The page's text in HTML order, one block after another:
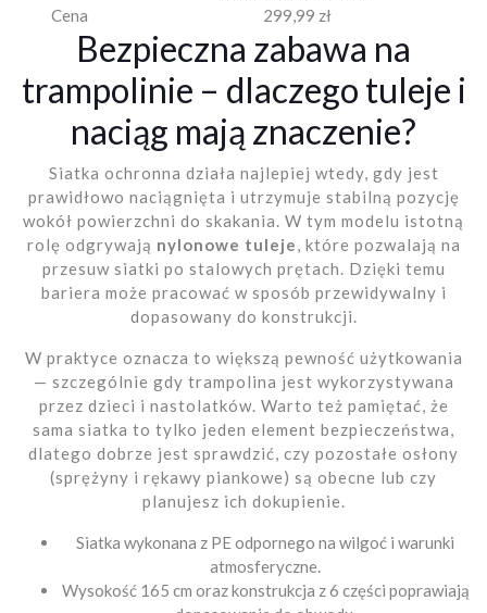
Cena
299,99 zł
Bezpieczna zabawa na
trampolinie – dlaczego tuleje i
naciąg mają znaczenie?
Siatka ochronna działa najlepiej wtedy, gdy jest
prawidłowo naciągnięta i utrzymuje stabilną pozycję
wokół powierzchni do skakania. W tym modelu istotną
rolę odgrywają nylonowe tuleje, które pozwalają na
przesuw siatki po stalowych prętach. Dzięki temu
bariera może pracować w sposób przewidywalny i
dopasowany do konstrukcji.
W praktyce oznacza to większą pewność użytkowania
— szczególnie gdy trampolina jest wykorzystywana
przez dzieci i nastolatków. Warto też pamiętać, że
sama siatka to tylko jeden element bezpieczeństwa,
dlatego dobrze jest sprawdzić, czy pozostałe osłony
(sprężyny i rękawy piankowe) są obecne lub czy
planujesz ich dokupienie.
Siatka wykonana z PE odpornego na wilgoć i warunki
atmosferyczne.
Wysokość 165 cm oraz konstrukcja z 6 części poprawiają